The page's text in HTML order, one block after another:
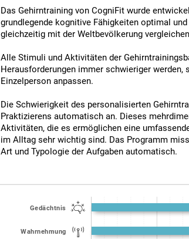
Das Gehirntraining von CogniFit wurde
grundlegende kognitive Fähigkeiten optimal
gleichzeitig mit der Weltbevölkerung
Alle Stimuli und Aktivitäten der
Herausforderungen immer schwieriger
Einzelperson anpassen.
Die Schwierigkeit des personalisierten
Praktizierens automatisch an. Dieses
Aktivitäten, die es ermöglichen eine
im Alltag sehr wichtig sind. Das Programm
Art und Typologie der Aufgaben automatisch.
Gedächtnis
Wahrnehmung